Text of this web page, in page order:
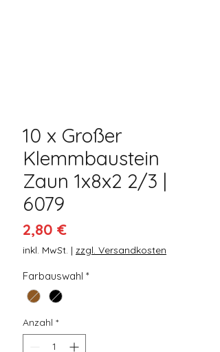
10 x Großer
Klemmbaustein
Zaun 1x8x2 2/3 |
6079
2,80 €Preis
inkl. MwSt. | zzgl. Versandkosten
Farbauswahl *
Anzahl *